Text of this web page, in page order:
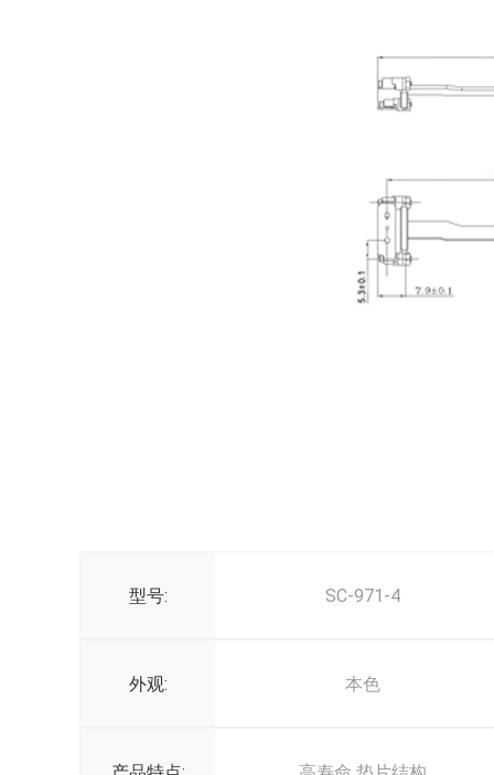
型号: SC-971-4
外观: 本色